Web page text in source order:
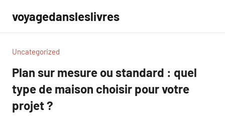
contenu
voyagedansleslivres
Uncategorized
Plan sur mesure ou standard : quel
type de maison choisir pour votre
projet ?